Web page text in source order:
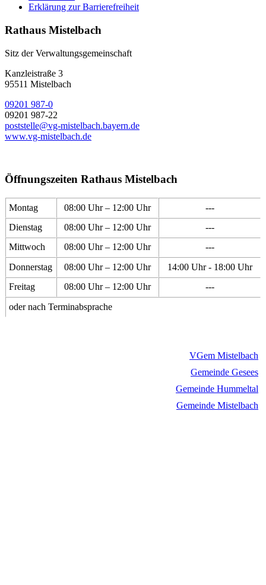
Erklärung zur Barrierefreiheit
Rathaus Mistelbach
Sitz der Verwaltungsgemeinschaft
Kanzleistraße 3
95511 Mistelbach
09201 987-0
09201 987-22
poststelle@vg-mistelbach.bayern.de
www.vg-mistelbach.de
Öffnungszeiten Rathaus Mistelbach
Montag 08:00 Uhr – 12:00 Uhr
---
Dienstag
08:00 Uhr – 12:00 Uhr
---
Mittwoch
08:00 Uhr – 12:00 Uhr
---
Donnerstag
08:00 Uhr – 12:00 Uhr
14:00 Uhr - 18:00 Uhr
Freitag
08:00 Uhr – 12:00 Uhr
---
oder nach Terminabsprache
VGem Mistelbach
Gemeinde Gesees
Gemeinde Hummeltal
Gemeinde Mistelbach